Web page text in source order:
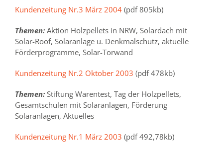
Kundenzeitung Nr.3 März 2004 (pdf 805kb)
Themen: Aktion Holzpellets in NRW, Solardach mit
Solar-Roof, Solaranlage u. Denkmalschutz, aktuelle
Förderprogramme, Solar-Torwand
Kundenzeitung Nr.2 Oktober 2003 (pdf 478kb)
Themen: Stiftung Warentest, Tag der Holzpellets,
Gesamtschulen mit Solaranlagen, Förderung
Solaranlagen, Aktuelles
Kundenzeitung Nr.1 März 2003 (pdf 492,78kb)